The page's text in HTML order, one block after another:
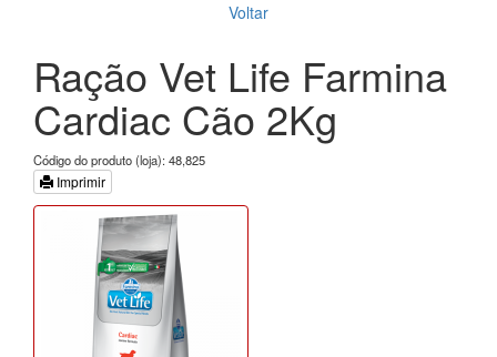
Voltar
Ração Vet Life Farmina
Cardiac Cão 2Kg
Código do produto (loja): 48,825
Imprimir